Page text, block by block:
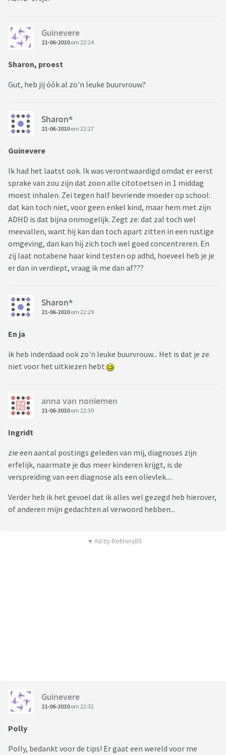
Guinevere
21-06-2010om 22:24
Sharon, proest
Gut, heb jij óók al zo'n leuke buurvrouw?
Sharon*
21-06-2010om 22:27
Guinevere
Ik had het laatst ook. Ik was verontwaardigd omdat er eerst
sprake van zou zijn dat zoon alle citotoetsen in 1 middag
moest inhalen. Zei tegen half bevriende moeder op school:
dat kan toch niet, voor geen enkel kind, maar hem met zijn
ADHD is dat bijna onmogelijk. Zegt ze: dat zal toch wel
meevallen, want hij kan dan toch apart zitten in een rustige
omgeving, dan kan hij zich toch wel goed concentreren. En
zij laat notabene haar kind testen op adhd, hoeveel heb je je
er dan in verdiept, vraag ik me dan af???
Sharon*
21-06-2010om 22:29
En ja
ik heb inderdaad ook zo'n leuke buurvrouw... Het is dat je ze
niet voor het uitkiezen hebt
anna van noniemen
21-06-2010om 22:30
Ingridt
zie een aantal postings geleden van mij, diagnoses zijn
erfelijk, naarmate je dus meer kinderen krijgt, is de
verspreiding van een diagnose als een olievlek....
Verder heb ik het gevoel dat ik alles wel gezegd heb hierover,
of anderen mijn gedachten al verwoord hebben...
▼ Ad by Refinery89
Guinevere
21-06-2010om 22:32
Polly
Polly, bedankt voor de tips! Er gaat een wereld voor me